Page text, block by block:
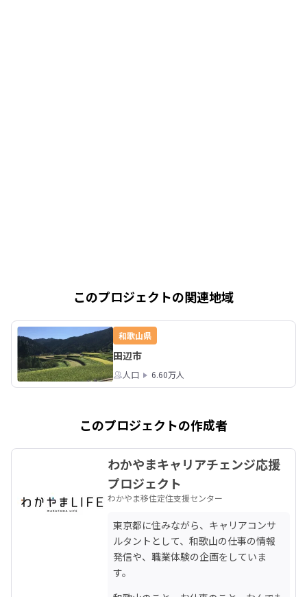
このプロジェクトの関連地域
和歌山県
田辺市
人口 6.60万人
このプロジェクトの作成者
わかやまキャリアチェンジ応援
プロジェクト
わかやま移住定住支援センター
東京都に住みながら、キャリアコンサ
ルタントとして、和歌山の仕事の情報
発信や、職業体験の企画をしていま
す。